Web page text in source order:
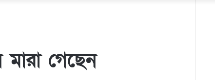
গেছেন